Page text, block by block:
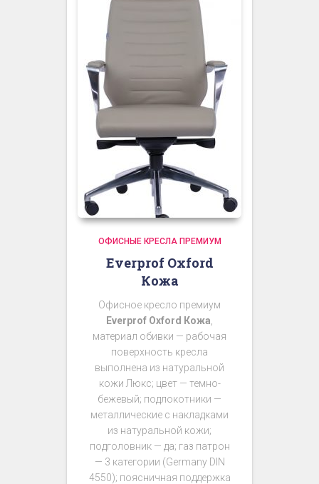
ОФИСНЫЕ КРЕСЛА ПРЕМИУМ
Everprof Oxford
Кожа
Офисное кресло премиум
Everprof Oxford Кожа
материал обивки — рабочая
поверхность кресла
выполнена из натуральной
кожи Люкс; цвет — темно-
бежевый; подлокотники —
металлические с накладками
из натуральной кожи;
подголовник — да; газ патрон
— 3 категории (Germany DIN
4550); поясничная поддержка